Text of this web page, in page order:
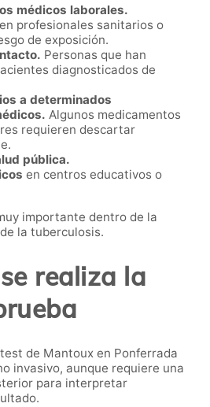
médicos laborales.
profesionales sanitarios o
de exposición.
Personas que han
diagnosticados de
a determinados
Algunos medicamentos
requieren descartar
pública.
en centros educativos o
importante dentro de la
la tuberculosis.
realiza la
de Mantoux en Ponferrada
invasivo, aunque requiere una
para interpretar